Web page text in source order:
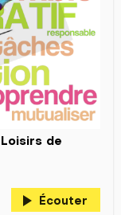
de
play_arrow Écouter